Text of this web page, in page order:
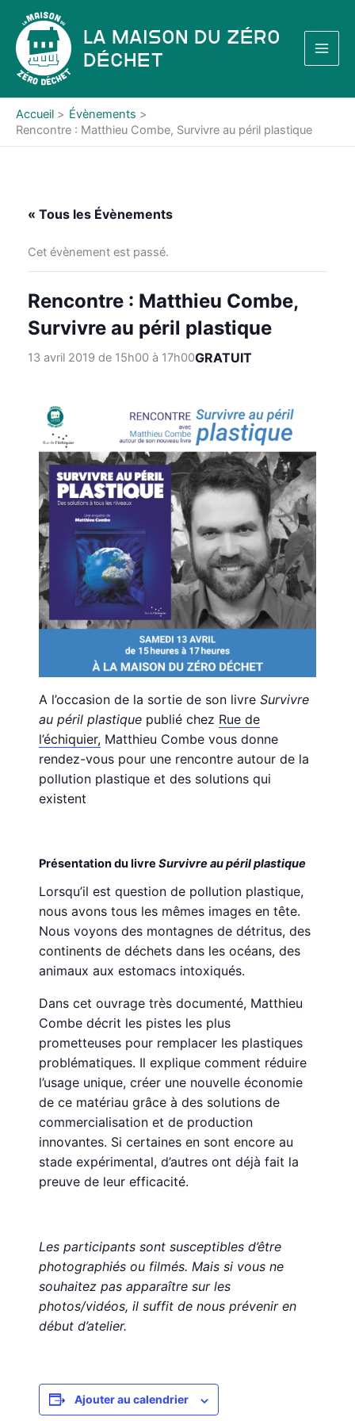
contenu
La Maison du Zéro
Déchet
Accueil
Évènements
Rencontre : Matthieu Combe, Survivre au péril plastique
« Tous les Évènements
Cet évènement est passé.
Rencontre : Matthieu Combe,
Survivre au péril plastique
13 avril 2019 de 15h00à 17h00GRATUIT
A l’occasion de la sortie de son livreSurvivre
au péril plastique publié chez Rue de
l’échiquier, Matthieu Combe vous donne
rendez-vous pour une rencontre autour de la
pollution plastique et des solutions qui
existent
Présentation du livreSurvivre au péril plastique
Lorsqu’il est question de pollution plastique,
nous avons tous les mêmes images en tête.
Nous voyons des montagnes de détritus, des
continents de déchets dans les océans, des
animaux aux estomacs intoxiqués.
Dans cet ouvrage très documenté, Matthieu
Combe décrit les pistes les plus
prometteuses pour remplacer les plastiques
problématiques. Il explique comment réduire
l’usage unique, créer une nouvelle économie
de ce matériau grâce à des solutions de
commercialisation et de production
innovantes. Si certaines en sont encore au
stade expérimental, d’autres ont déjà fait la
preuve de leur efficacité.
Les participants sont susceptibles d’être
photographiés ou filmés. Mais si vous ne
souhaitez pas apparaître sur les
photos/vidéos, il suffit de nous prévenir en
début d’atelier.
Ajouter au calendrier